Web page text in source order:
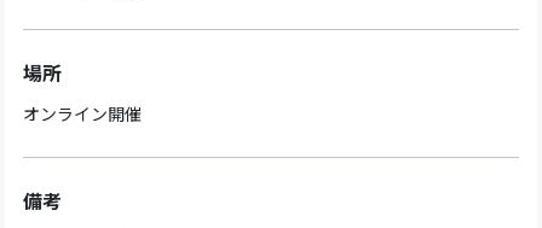
場所
オンライン開催
備考